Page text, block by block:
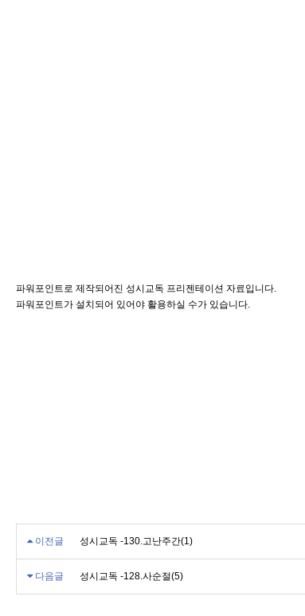
파워포인트로 제작되어진 성시교독 프리젠테이션 자료입니다.
파워포인트가 설치되어 있어야 활용하실 수가 있습니다.
이전글 성시교독 -130.고난주간(1)
다음글 성시교독 -128.사순절(5)